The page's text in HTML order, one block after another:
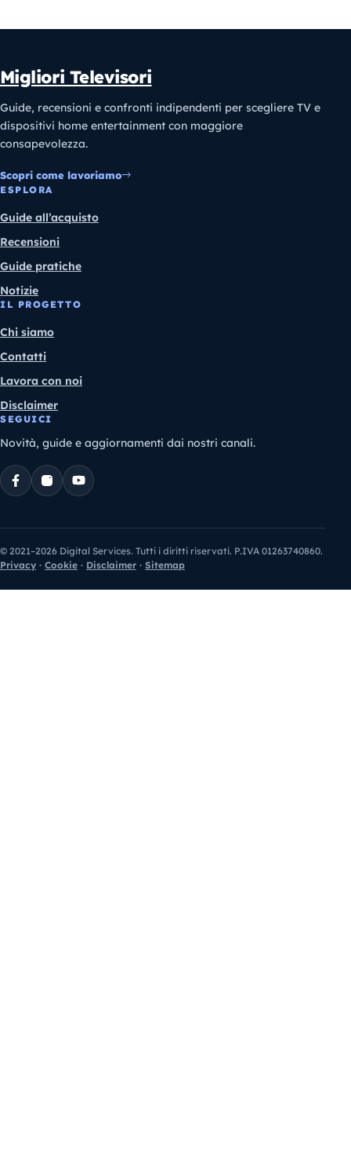
Migliori Televisori
Guide, recensioni e confronti indipendenti per scegliere TV e
dispositivi home entertainment con maggiore
consapevolezza.
Scopri come lavoriamo
ESPLORA
Guide all’acquisto
Recensioni
Guide pratiche
Notizie
IL PROGETTO
Chi siamo
Contatti
Lavora con noi
Disclaimer
SEGUICI
Novità, guide e aggiornamenti dai nostri canali.
© 2021–2026 Digital Services. Tutti i diritti riservati. P.IVA 01263740860.
Privacy · Cookie · Disclaimer · Sitemap